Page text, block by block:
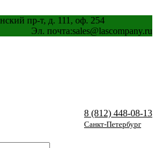
пр-т, д. 111, оф. 254
Эл. почта:sales@lascompany.ru
8 (812) 448-08-13
Санкт-Петербург